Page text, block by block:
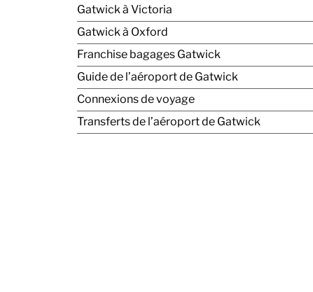
Gatwick à Victoria
Gatwick à Oxford
Franchise bagages Gatwick
Guide de l’aéroport de Gatwick
Connexions de voyage
Transferts de l’aéroport de Gatwick